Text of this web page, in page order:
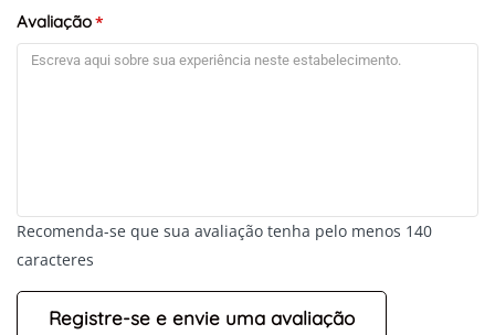
+-
Leaflet
Avaliação*
Recomenda-se que sua avaliação tenha pelo menos 140
caracteres